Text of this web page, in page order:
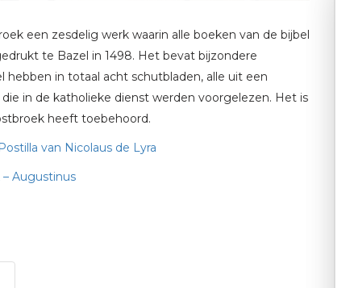
een zesdelig werk waarin alle boeken van de bijbel
te Bazel in 1498. Het bevat bijzondere
in totaal acht schutbladen, alle uit een
in de katholieke dienst werden voorgelezen. Het is
heeft toebehoord.
van Nicolaus de Lyra
Augustinus